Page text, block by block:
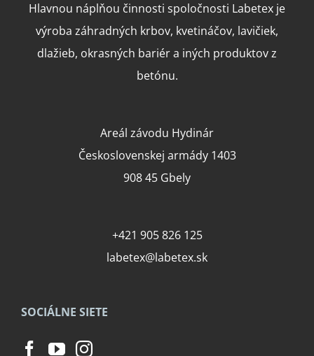
Hlavnou náplňou činnosti spoločnosti Labetex je
výroba záhradných krbov, kvetináčov, lavičiek,
dlažieb, okrasných bariér a iných produktov z
betónu.
Areál závodu Hydinár
Československej armády 1403
908 45 Gbely
+421 905 826 125
labetex@labetex.sk
SOCIÁLNE SIETE